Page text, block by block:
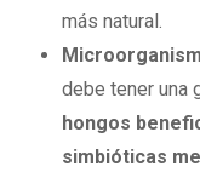
más natural.
debe tener una
hongos
simbióticas